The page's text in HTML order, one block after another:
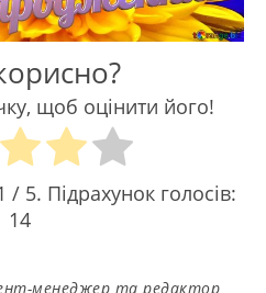
щоб оцінити його!
/ 5. Підрахунок голосів:
14
менеджер та редактор